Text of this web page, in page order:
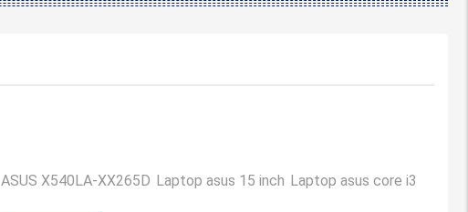
ASUS X540LA-XX265D Laptop asus 15 inch Laptop asus core i3